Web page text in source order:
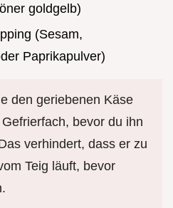
goldgelb)
(Sesam,
Paprikapulver)
den geriebenen Käse
bevor du ihn
verhindert, dass er zu
Teig läuft, bevor